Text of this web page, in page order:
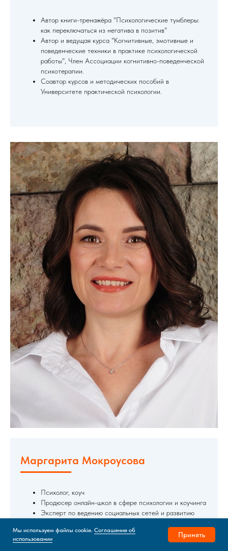
Автор книги-тренажёра "Психологические тумблеры:
как переключаться из негатива в позитив"
Автор и ведущая курса "Когнитивные, эмотивные и
поведенческие техники в практике психологической
работы", Член Ассоциации когнитивно-поведенческой
психотерапии.
Соавтор курсов и методических пособий в
Университете практической психологии.
Маргарита Мокроусова
Психолог, коуч
Продюсер онлайн-школ в сфере психологии и коучинга
Эксперт по ведению социальных сетей и развитию
Мы используем файлы cookie. Соглашение об
использовании
Принять